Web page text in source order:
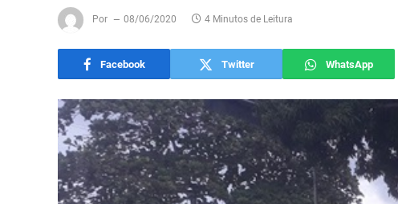
Por 08/06/2020 4 Minutos de Leitura
Facebook Twitter WhatsApp